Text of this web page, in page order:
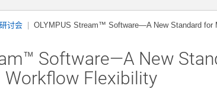
讨会 OLYMPUS Stream™ Software—A New Standard for
Software—A New
Flexibility